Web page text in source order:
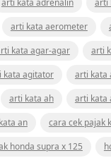
arti kata aerometer
kata agar-agar
arti
kata agitator
arti kata
arti kata ah arti kata
an
cara cek pajak
honda supra x 125